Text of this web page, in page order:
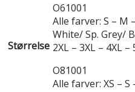
Størrelse
O61001
Alle farver: S – M
White/ Sp. Grey/
2XL – 3XL – 4XL –
O81001
Alle farver: XS – S